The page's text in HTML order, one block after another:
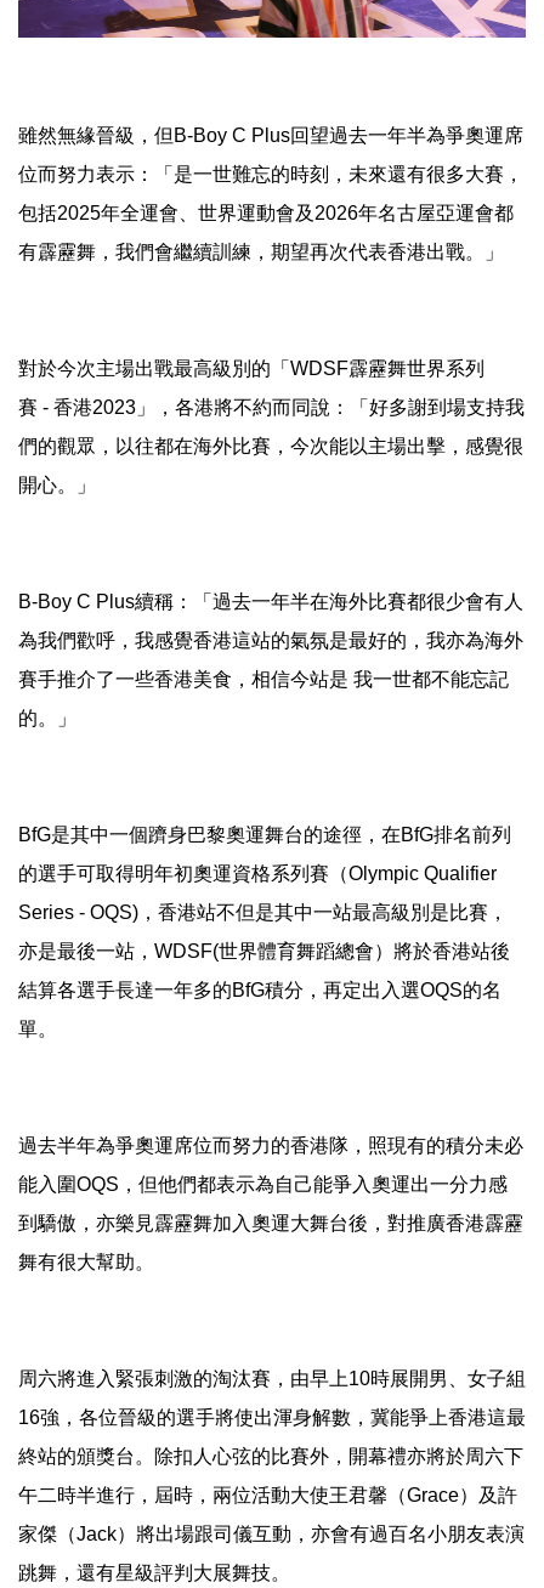
雖然無緣晉級，但B-Boy C Plus回望過去一年半為爭奧運席
位而努力表示：「是一世難忘的時刻，未來還有很多大賽，
包括2025年全運會、世界運動會及2026年名古屋亞運會都
有霹靂舞，我們會繼續訓練，期望再次代表香港出戰。」
對於今次主場出戰最高級別的「WDSF霹靂舞世界系列
賽 - 香港2023」，各港將不約而同說：「好多謝到場支持我
們的觀眾，以往都在海外比賽，今次能以主場出擊，感覺很
開心。」
B-Boy C Plus續稱：「過去一年半在海外比賽都很少會有人
為我們歡呼，我感覺香港這站的氣氛是最好的，我亦為海外
賽手推介了一些香港美食，相信今站是 我一世都不能忘記
的。」
BfG是其中一個躋身巴黎奧運舞台的途徑，在BfG排名前列
的選手可取得明年初奧運資格系列賽（Olympic Qualifier
Series - OQS)，香港站不但是其中一站最高級別是比賽，
亦是最後一站，WDSF(世界體育舞蹈總會）將於香港站後
結算各選手長達一年多的BfG積分，再定出入選OQS的名
單。
過去半年為爭奧運席位而努力的香港隊，照現有的積分未必
能入圍OQS，但他們都表示為自己能爭入奧運出一分力感
到驕傲，亦樂見霹靂舞加入奧運大舞台後，對推廣香港霹靂
舞有很大幫助。
周六將進入緊張刺激的淘汰賽，由早上10時展開男、女子組
16強，各位晉級的選手將使出渾身解數，冀能爭上香港這最
終站的頒獎台。除扣人心弦的比賽外，開幕禮亦將於周六下
午二時半進行，屆時，兩位活動大使王君馨（Grace）及許
家傑（Jack）將出場跟司儀互動，亦會有過百名小朋友表演
跳舞，還有星級評判大展舞技。